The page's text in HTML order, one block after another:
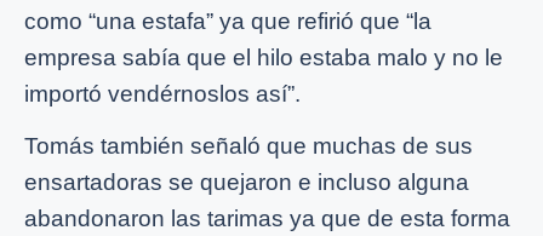
como “una estafa” ya que refirió que “la
empresa sabía que el hilo estaba malo y no le
importó vendérnoslos así”.
Tomás también señaló que muchas de sus
ensartadoras se quejaron e incluso alguna
abandonaron las tarimas ya que de esta forma